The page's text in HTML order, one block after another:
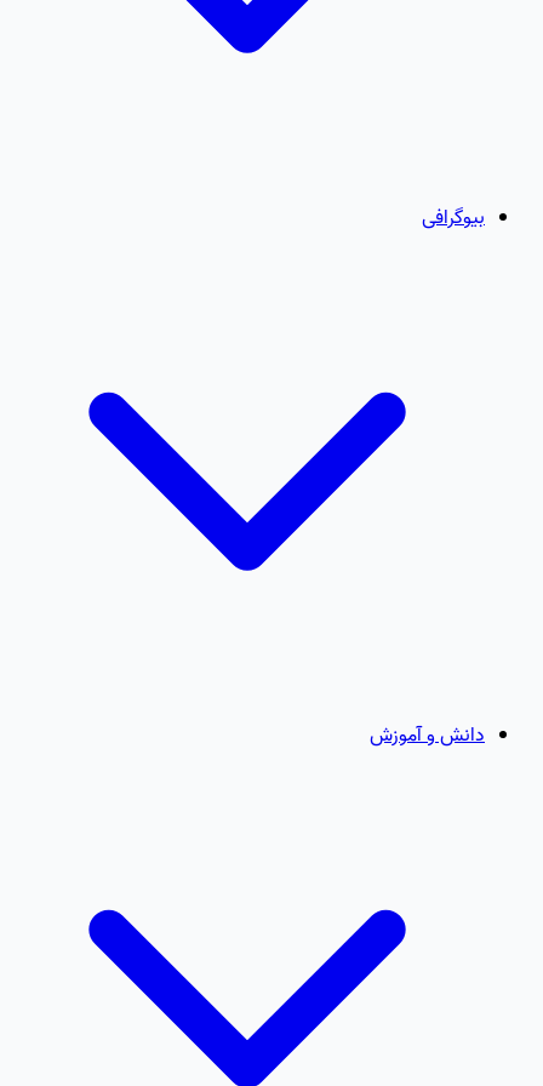
بیوگرافی
دانش و آموزش